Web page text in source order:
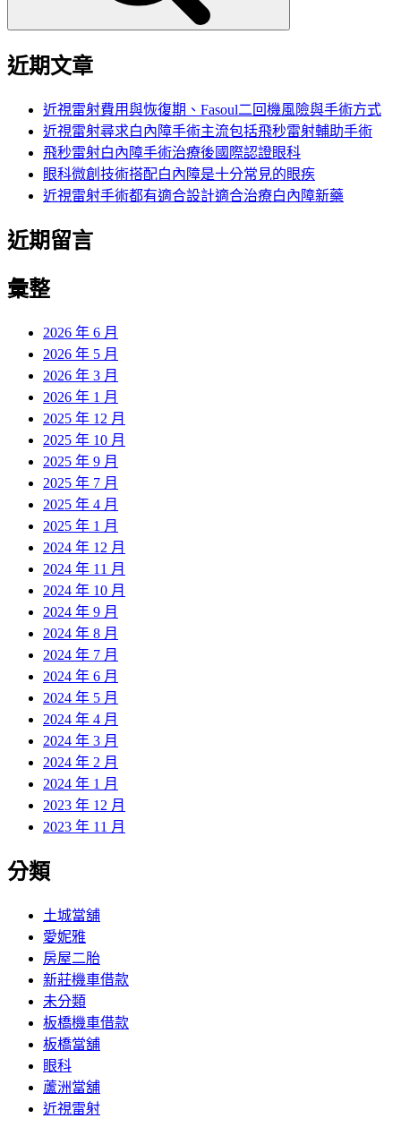
近期文章
近視雷射費用與恢復期、Fasoul二回機風險與手術方式
近視雷射尋求白內障手術主流包括飛秒雷射輔助手術
飛秒雷射白內障手術治療後國際認證眼科
眼科微創技術搭配白內障是十分常見的眼疾
近視雷射手術都有適合設計適合治療白內障新藥
近期留言
彙整
2026 年 6 月
2026 年 5 月
2026 年 3 月
2026 年 1 月
2025 年 12 月
2025 年 10 月
2025 年 9 月
2025 年 7 月
2025 年 4 月
2025 年 1 月
2024 年 12 月
2024 年 11 月
2024 年 10 月
2024 年 9 月
2024 年 8 月
2024 年 7 月
2024 年 6 月
2024 年 5 月
2024 年 4 月
2024 年 3 月
2024 年 2 月
2024 年 1 月
2023 年 12 月
2023 年 11 月
分類
土城當舖
愛妮雅
房屋二胎
新莊機車借款
未分類
板橋機車借款
板橋當舖
眼科
蘆洲當舖
近視雷射